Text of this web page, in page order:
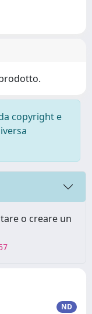
copyright e
o creare un
ND